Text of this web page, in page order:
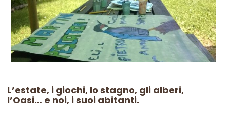
L’estate, i giochi, lo stagno, gli alberi,
l’Oasi… e noi, i suoi abitanti.